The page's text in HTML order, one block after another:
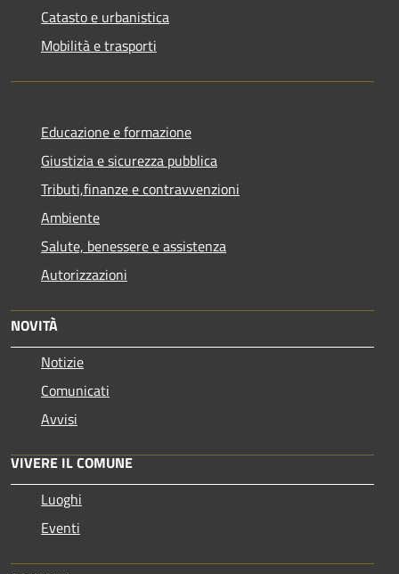
Catasto e urbanistica
Mobilità e trasporti
Educazione e formazione
Giustizia e sicurezza pubblica
Tributi,finanze e contravvenzioni
Ambiente
Salute, benessere e assistenza
Autorizzazioni
NOVITÀ
Notizie
Comunicati
Avvisi
VIVERE IL COMUNE
Luoghi
Eventi